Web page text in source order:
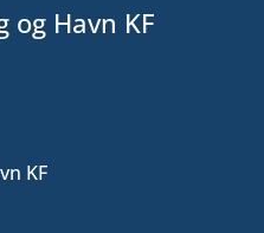
Havn KF
KF